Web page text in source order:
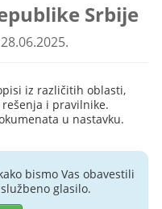
Srbije
iz različitih oblasti,
i pravilnike.
u nastavku.
bismo Vas obavestili
glasilo.